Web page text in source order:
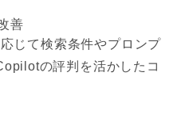
善
じて検索条件やプロンプ
の評判を活かしたコ